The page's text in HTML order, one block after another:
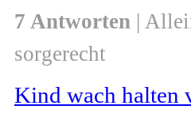
7 Antworten |
sorgerecht
Kind wach halten